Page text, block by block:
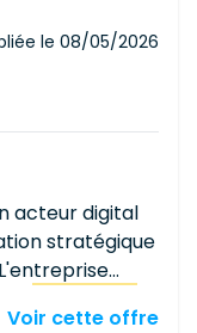
le 08/05/2026
acteur digital
stratégique
Voir cette offre